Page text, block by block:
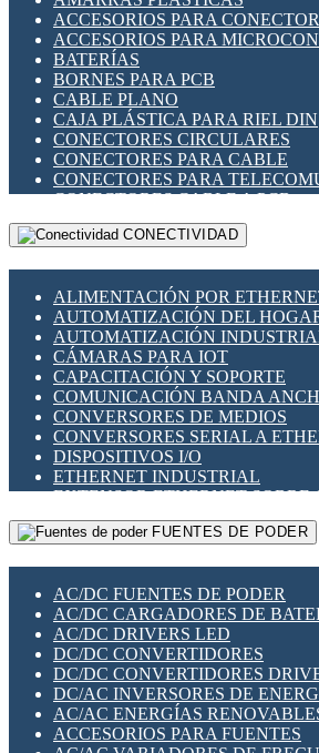
INDICADORES PARA PANEL
INTERFACES DE RELÉ
INTERRUPTORES FIN DE
LLAVES CONMUTADORAS
MEDIDORES DE ENERGÍA Y
MOTORES PASO A PASO
PANTALLAS HMI
PLC -CONTROLADORES
PROGRAMADORES DE
RELÉS DE PROTECCIÓN
SENSORES CAPACITIVOS
SENSORES INDUCTIVOS
TEMPORIZADORES
VARIACS
VARIADORES DE FRECUENCIA
SECCIONADORES -
MAQUINARIA
ACCESORIOS PARA
ACCESORIOS PARA
BATERÍAS
BORNES PARA PCB
CABLE PLANO
CAJA PLÁSTICA PARA RIEL DIN
CONECTORES CIRCULARES
CONECTORES PARA CABLE
CONECTORES PARA
CONECTORES CABLE A PCB
CONECTORES PCB A CABLE
DIP SWITCHES
HERRAMIENTAS VARIAS
ILUMINACIÓN LED
INTERRUPTORES REED
INTERFACES DE RELÉ
OTROS RELÉS
PROTECCIÓN TÉRMICA
RELÉS AUTOMOTRICES
RELÉS DE SEÑAL
RELÉS DE ESTADO SÓLIDO SSR
RELÉS INDUSTRIALES
RELÉS MINIATURA DE
SENSORES MAGNÉTICOS
SWITCH Y MICROSWITCH
TARJETAS PI
UNIÓN Y DERIVACIÓN DE
CONECTIVIDAD
ALIMENTACIÓN POR
AUTOMATIZACIÓN DEL
AUTOMATIZACIÓN
CÁMARAS PARA IOT
CAPACITACIÓN Y SOPORTE
COMUNICACIÓN BANDA
CONVERSORES DE MEDIOS
CONVERSORES SERIAL A
DISPOSITIVOS I/O
ETHERNET INDUSTRIAL
EXTENSOR ETHERNET SOBRE
GATEWAY LORAWAN
GESTIÓN DE REDES
PLACAS MODULARES IOT
SWITCHES Y REDES WIFI
SOLUCIONES IOT
SOLUCIONES LORAWAN
SOLUCIONES RED CELULAR
SEGURIDAD PARA REDES
SWITCHES LAN
TELEFONÍA IP (VOIP)
FUENTES DE PODER
AC/DC FUENTES DE PODER
AC/DC CARGADORES DE
AC/DC DRIVERS LED
DC/DC CONVERTIDORES
DC/DC CONVERTIDORES
DC/AC INVERSORES DE
AC/AC ENERGÍAS
ACCESORIOS PARA FUENTES